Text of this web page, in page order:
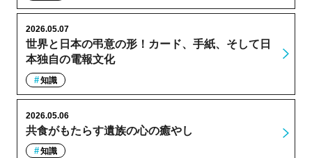
世界と日本の弔意の形！カード、手紙、そして日
本独自の電報文化
2026.05.07
知識
共食がもたらす遺族の心の癒やし
2026.05.06
知識